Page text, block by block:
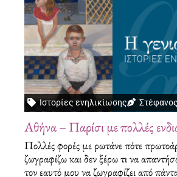
Ιστορίες ενηλικίωσης
Αθήνα – Παρίσι με πολλές
Πολλές φορές με ρωτάνε πότε
ζωγραφίζω και δεν ξέρω τι να
τον εαυτό μου να ζωγραφίζει από